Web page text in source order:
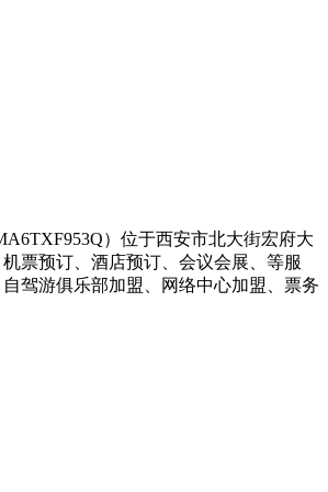
）位于西安市北大街宏府大
票预订、酒店预订、会议会展、等服
驾游俱乐部加盟、网络中心加盟、票务